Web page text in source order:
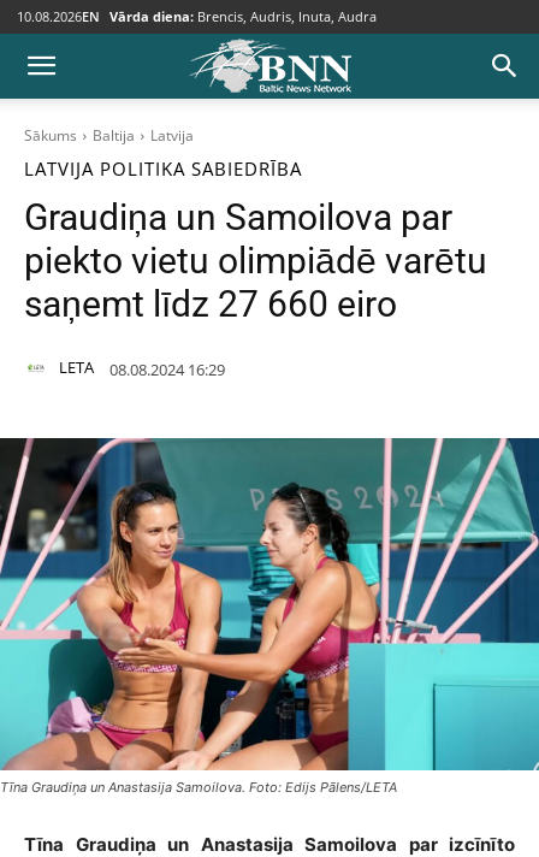
10.08.2026EN Vārda diena: Brencis, Audris, Inuta, Audra
Sākums Baltija Latvija
LATVIJA POLITIKA SABIEDRĪBA
Graudiņa un Samoilova par
piekto vietu olimpiādē varētu
saņemt līdz 27 660 eiro
LETA 08.08.2024 16:29
Tīna Graudiņa un Anastasija Samoilova. Foto: Edijs Pālens/LETA
Tīna Graudiņa un Anastasija Samoilova par izcīnīto